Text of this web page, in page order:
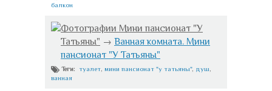
балкон
Фотографии Мини пансионат "У
Татьяны" → Ванная комната. Мини
пансионат "У Татьяны"
Теги: туалет мини пансионат "у татьяны", душ
ванная